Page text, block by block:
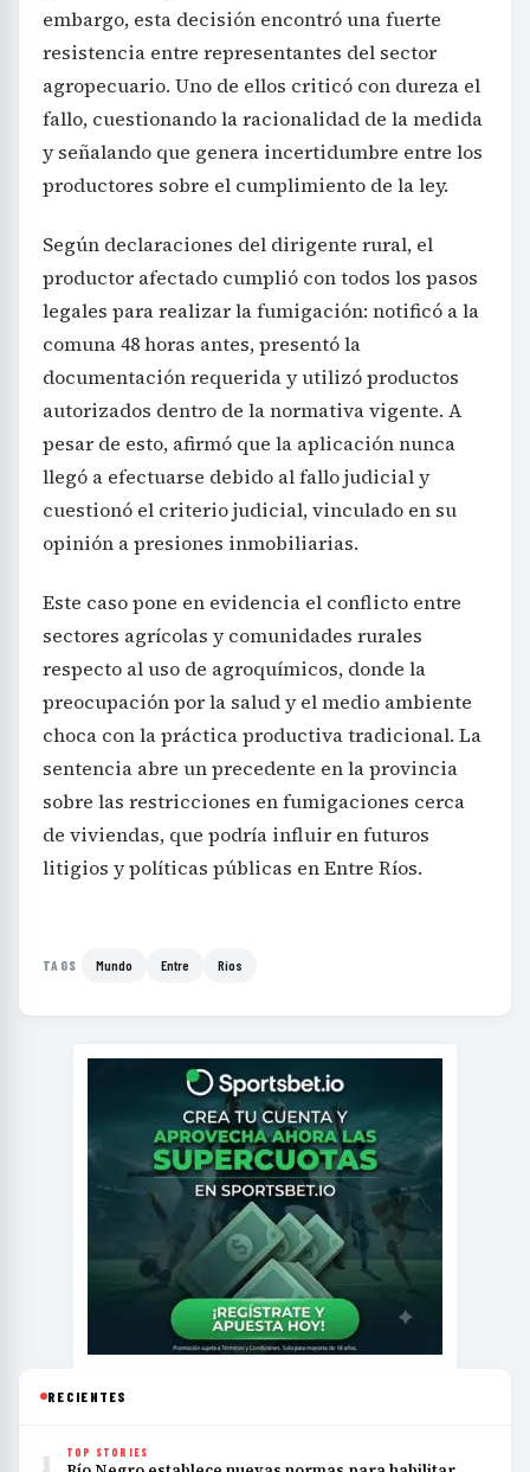
embargo, esta decisión encontró una fuerte
resistencia entre representantes del sector
agropecuario. Uno de ellos criticó con dureza el
fallo, cuestionando la racionalidad de la medida
y señalando que genera incertidumbre entre los
productores sobre el cumplimiento de la ley.
Según declaraciones del dirigente rural, el
productor afectado cumplió con todos los pasos
legales para realizar la fumigación: notificó a la
comuna 48 horas antes, presentó la
documentación requerida y utilizó productos
autorizados dentro de la normativa vigente. A
pesar de esto, afirmó que la aplicación nunca
llegó a efectuarse debido al fallo judicial y
cuestionó el criterio judicial, vinculado en su
opinión a presiones inmobiliarias.
Este caso pone en evidencia el conflicto entre
sectores agrícolas y comunidades rurales
respecto al uso de agroquímicos, donde la
preocupación por la salud y el medio ambiente
choca con la práctica productiva tradicional. La
sentencia abre un precedente en la provincia
sobre las restricciones en fumigaciones cerca
de viviendas, que podría influir en futuros
litigios y políticas públicas en Entre Ríos.
TAGS Mundo Entre Ríos
RECIENTES
1 TOP STORIES